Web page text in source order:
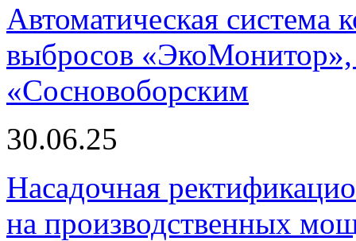
Автоматическая
выбросов «ЭкоМонитор»,
«Сосновоборским
30.06.25
Насадочная
на производственных